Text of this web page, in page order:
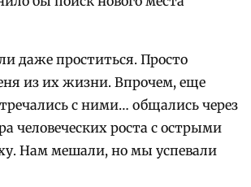
даже проститься. Просто
из их жизни. Впрочем, еще
с ними… общались через
человеческих роста с острыми
Нам мешали, но мы успевали